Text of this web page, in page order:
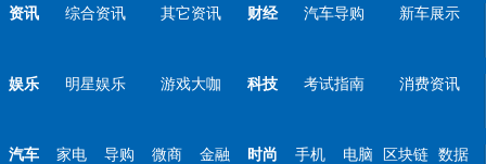
资讯 综合资讯 其它资讯 财经 汽车导购 新车展示
娱乐 明星娱乐 游戏大咖 科技 考试指南 消费资讯
汽车 家电 导购 微商 金融 时尚 手机 电脑 区块链 数据